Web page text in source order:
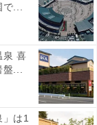
...
泉 喜
...
は1